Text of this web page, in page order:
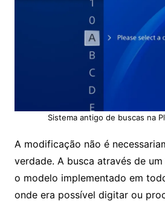
Sistema antigo de buscas na
A modificação não é
verdade. A busca através de
o modelo implementado em
onde era possível digitar ou